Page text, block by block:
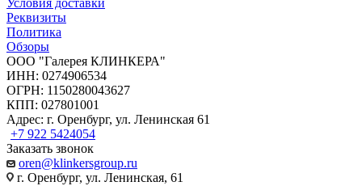
Условия доставки
Реквизиты
Политика
Обзоры
ООО "Галерея КЛИНКЕРА"
ИНН: 0274906534
ОГРН: 1150280043627
КПП: 027801001
Адрес: г. Оренбург, ул. Ленинская 61
+7 922 5424054
Заказать звонок
oren@klinkersgroup.ru
г. Оренбург, ул. Ленинская, 61